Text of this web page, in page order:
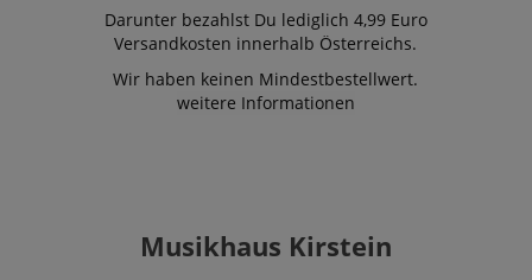
Darunter bezahlst Du lediglich 4,99 Euro
Versandkosten innerhalb Österreichs.
Wir haben keinen Mindestbestellwert.
weitere Informationen
Musikhaus Kirstein